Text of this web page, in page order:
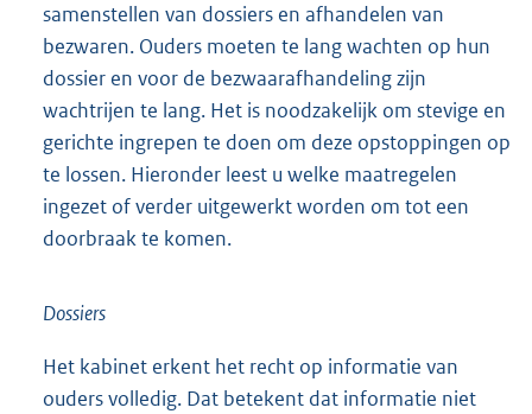
samenstellen van dossiers en afhandelen van
bezwaren. Ouders moeten te lang wachten op hun
dossier en voor de bezwaarafhandeling zijn
wachtrijen te lang. Het is noodzakelijk om stevige en
gerichte ingrepen te doen om deze opstoppingen op
te lossen. Hieronder leest u welke maatregelen
ingezet of verder uitgewerkt worden om tot een
doorbraak te komen.
Dossiers
Het kabinet erkent het recht op informatie van
ouders volledig. Dat betekent dat informatie niet